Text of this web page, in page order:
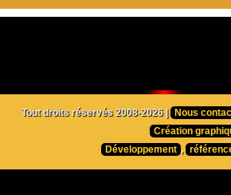
Tout droits réservés 2008-2026 |
Nous
Création
Développement ,